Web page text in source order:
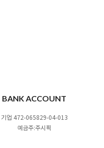
BANK ACCOUNT
기업 472-065829-04-013
예금주:주시픽